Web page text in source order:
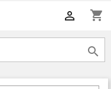
shopping_cart

